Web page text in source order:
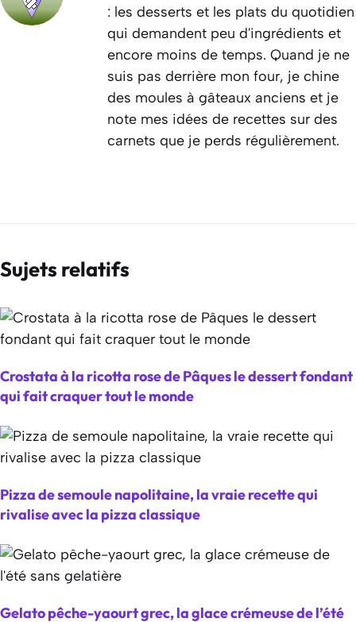
: les desserts et les plats du quotidien
qui demandent peu d'ingrédients et
encore moins de temps. Quand je ne
suis pas derrière mon four, je chine
des moules à gâteaux anciens et je
note mes idées de recettes sur des
carnets que je perds régulièrement.
Sujets relatifs
Crostata à la ricotta rose de Pâques le dessert fondant
qui fait craquer tout le monde
Pizza de semoule napolitaine, la vraie recette qui
rivalise avec la pizza classique
Gelato pêche-yaourt grec, la glace crémeuse de l’été